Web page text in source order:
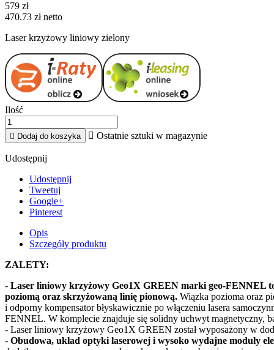
579 zł
470.73 zł netto
Laser krzyżowy liniowy zielony
Ilość
 Dodaj do koszyka  Ostatnie sztuki w magazynie
Udostępnij
Udostępnij
Tweetuj
Google+
Pinterest
Opis
Szczegóły produktu
ZALETY:
- Laser liniowy krzyżowy Geo1X GREEN marki geo-FENNEL
poziomą oraz skrzyżowaną linię pionową. Wiązka pozioma oraz
i odporny kompensator błyskawicznie po włączeniu lasera
FENNEL. W komplecie znajduje się solidny uchwyt magnetyczny,
- Laser liniowy krzyżowy Geo1X GREEN został wyposażony w
- Obudowa, układ optyki laserowej i wysoko wydajne moduły